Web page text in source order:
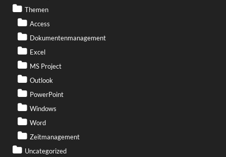
Themen
Access
Dokumentenmanagement
Excel
MS Project
Outlook
PowerPoint
Windows
Word
Zeitmanagement
Uncategorized